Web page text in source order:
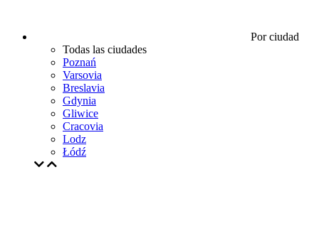
Por ciudad
Todas las ciudades
Poznań
Varsovia
Breslavia
Gdynia
Gliwice
Cracovia
Lodz
Łódź